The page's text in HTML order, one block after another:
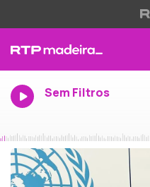
Sem Filtros